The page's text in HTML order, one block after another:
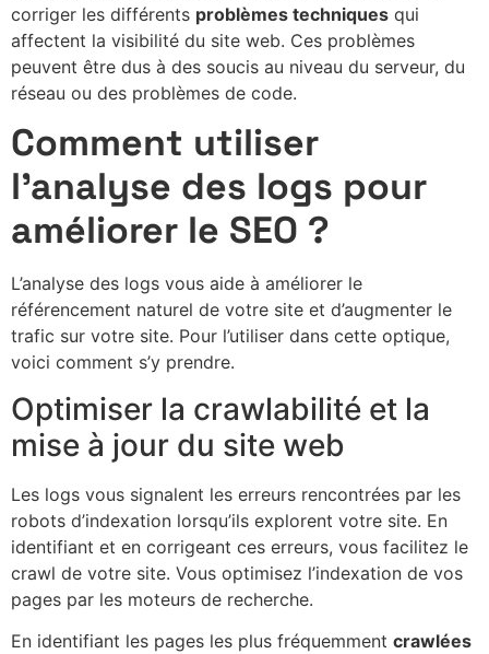
corriger les différents problèmes techniques qui
affectent la visibilité du site web. Ces problèmes
peuvent être dus à des soucis au niveau du serveur, du
réseau ou des problèmes de code.
Comment utiliser
l’analyse des logs pour
améliorer le SEO ?
L’analyse des logs vous aide à améliorer le
référencement naturel de votre site et d’augmenter le
trafic sur votre site. Pour l’utiliser dans cette optique,
voici comment s’y prendre.
Optimiser la crawlabilité et la
mise à jour du site web
Les logs vous signalent les erreurs rencontrées par les
robots d’indexation lorsqu’ils explorent votre site. En
identifiant et en corrigeant ces erreurs, vous facilitez le
crawl de votre site. Vous optimisez l’indexation de vos
pages par les moteurs de recherche.
En identifiant les pages les plus fréquemment crawlées